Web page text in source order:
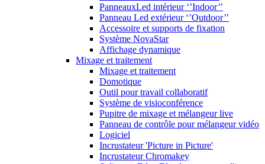
PanneauxLed intérieur ‘’Indoor’’
Panneau Led extérieur ‘’Outdoor’’
Accessoire et supports de fixation
Système NovaStar
Affichage dynamique
Mixage et traitement
Mixage et traitement
Domotique
Outil pour travail collaboratif
Système de visioconférence
Pupitre de mixage et mélangeur live
Panneau de contrôle pour mélangeur vidéo
Logiciel
Incrustateur 'Picture in Picture'
Incrustateur Chromakey